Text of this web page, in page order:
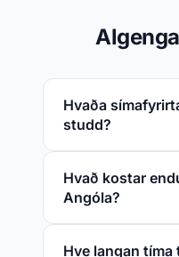
Hvaða
studd?
Hvað kostar
Angóla?
Hve langan tíma